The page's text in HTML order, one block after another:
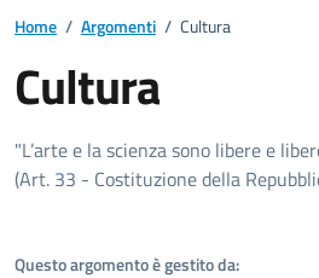
Home / Argomenti / Cultura
Cultura
Dettagli
"L’arte e la scienza sono libere e
(Art. 33 - Costituzione della
Questo argomento è gestito da: